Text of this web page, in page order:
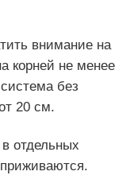
внимание на
корней не менее
без
20 см.
отдельных
приживаются.